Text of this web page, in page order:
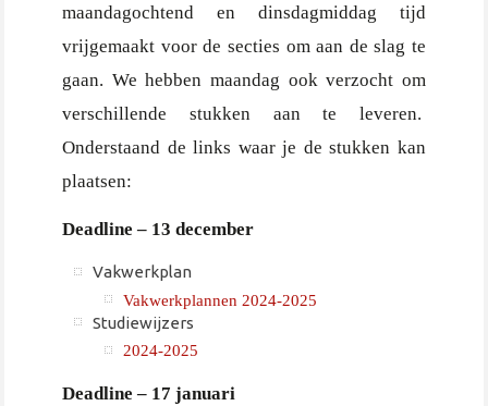
maandagochtend en dinsdagmiddag tijd
vrijgemaakt voor de secties om aan de slag te
gaan. We hebben maandag ook verzocht om
verschillende stukken aan te leveren.
Onderstaand de links waar je de stukken kan
plaatsen:
Deadline – 13 december
Vakwerkplan
Vakwerkplannen 2024-2025
Studiewijzers
2024-2025
Deadline – 17 januari